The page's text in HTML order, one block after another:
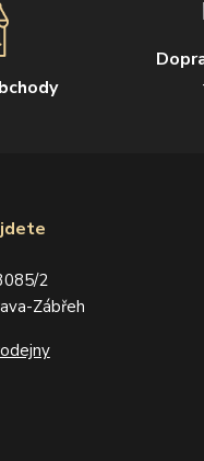
2
Zábřeh